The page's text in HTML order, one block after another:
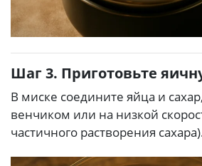
Шаг 3. Приготовьте
В миске соедините яйца и
венчиком или на низкой
частичного растворения